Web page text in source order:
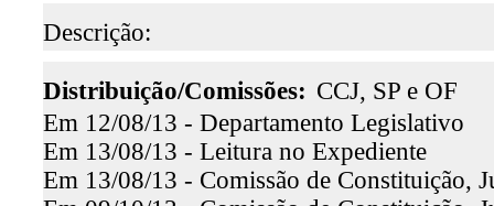
Descrição:
Distribuição/Comissões: CCJ, SP e OF
Em 12/08/13 - Departamento Legislativo
Em 13/08/13 - Leitura no Expediente
Em 13/08/13 - Comissão de Constituição,